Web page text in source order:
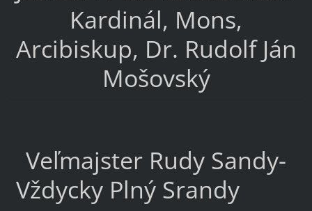
Kardinál, Mons,
Arcibiskup, Dr. Rudolf Ján
Mošovský
Veľmajster Rudy Sandy-
Vždycky Plný Srandy